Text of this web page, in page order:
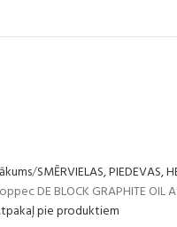
SMĒRVIELAS, PIEDEVAS,
DE BLOCK GRAPHITE
pie produktiem